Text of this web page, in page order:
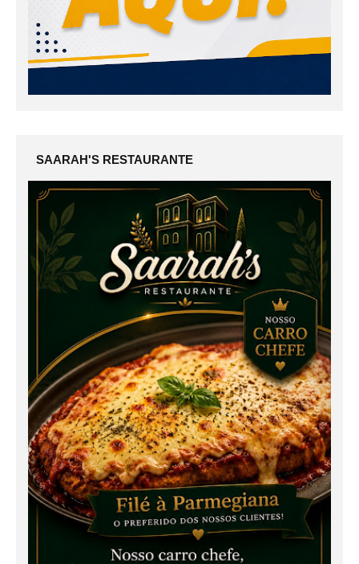
SAARAH'S RESTAURANTE